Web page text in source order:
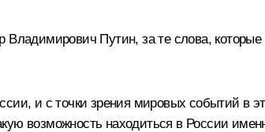
Путин, за те слова, которые
и с точки зрения мировых событий в
возможность находиться в России